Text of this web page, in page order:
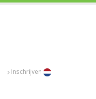
Inschrijven